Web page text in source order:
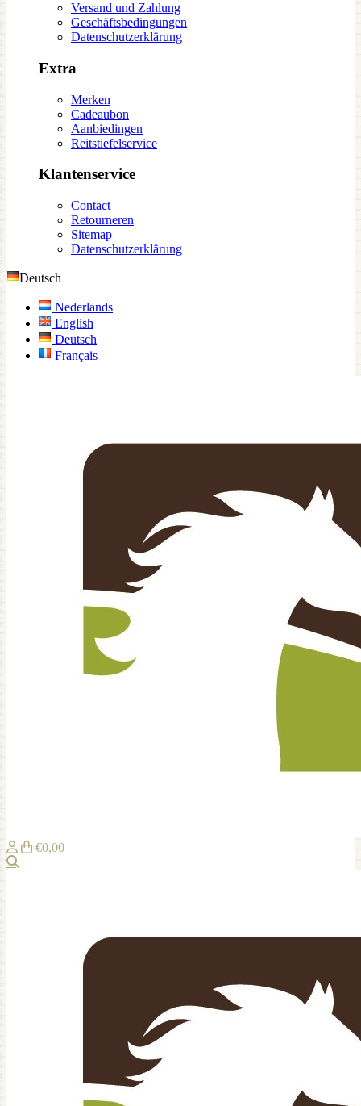
Versand und Zahlung
Geschäftsbedingungen
Datenschutzerklärung
Extra
Merken
Cadeaubon
Aanbiedingen
Reitstiefelservice
Klantenservice
Contact
Retourneren
Sitemap
Datenschutzerklärung
Deutsch
Nederlands
English
Deutsch
Français
€0,00